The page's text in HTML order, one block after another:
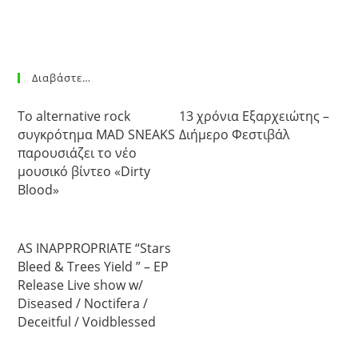
Διαβάστε…
Το alternative rock
συγκρότημα MAD SNEAKS
παρουσιάζει το νέο
μουσικό βίντεο «Dirty
Blood»
13 χρόνια Εξαρχειώτης –
Διήμερο Φεστιβάλ
AS INAPPROPRIATE “Stars
Bleed & Trees Yield ” – EP
Release Live show w/
Diseased / Noctifera /
Deceitful / Voidblessed